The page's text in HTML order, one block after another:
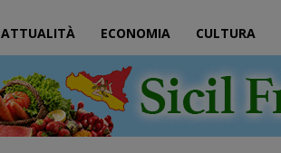
ATTUALITÀ ECONOMIA CULTURA